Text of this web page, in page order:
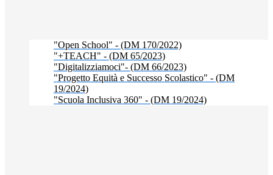
"Open School" - (DM 170/2022)
"+TEACH" - (DM 65/2023)
"Digitalizziamoci"- (DM 66/2023)
"Progetto Equità e Successo Scolastico" - (DM
19/2024)
"Scuola Inclusiva 360" - (DM 19/2024)